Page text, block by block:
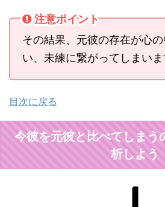
注意ポイント
その結果、元彼の存在が心
い、未練に繋がってしまいま
目次に戻る
今彼を元彼と比べてしまう
析しよう